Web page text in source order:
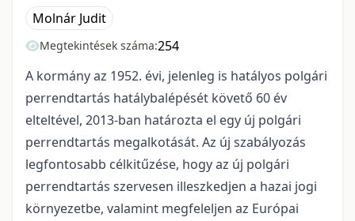
Molnár Judit
Megtekintések száma:254
A kormány az 1952. évi, jelenleg is hatályos polgári
perrendtartás hatálybalépését követő 60 év
elteltével, 2013-ban határozta el egy új polgári
perrendtartás megalkotását. Az új szabályozás
legfontosabb célkitűzése, hogy az új polgári
perrendtartás szervesen illeszkedjen a hazai jogi
környezetbe, valamint megfeleljen az Európai